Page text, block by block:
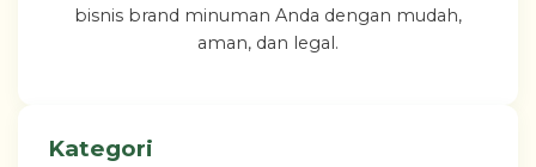
bisnis brand minuman Anda dengan mudah,
aman, dan legal.
Kategori